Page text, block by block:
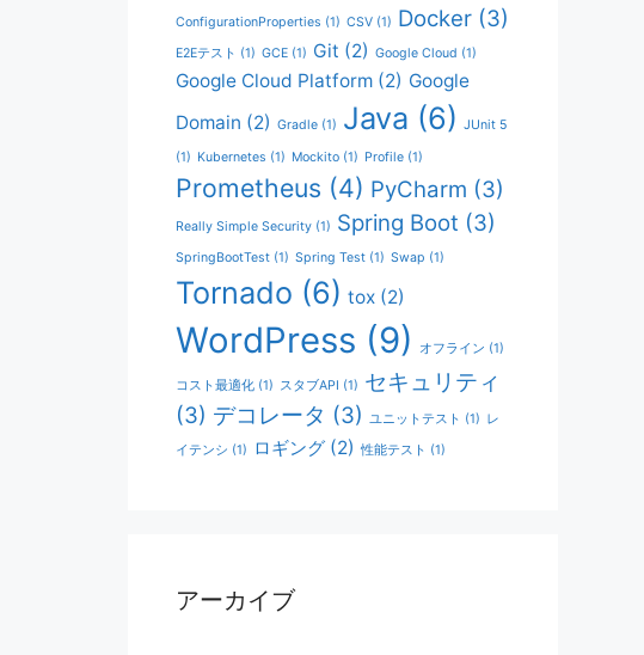
ConfigurationProperties (1) CSV (1) Docker (3)
E2Eテスト (1) GCE (1) Git (2) Google Cloud (1)
Google Cloud Platform (2) Google
Domain (2) Gradle (1) Java (6) JUnit 5
(1) Kubernetes (1) Mockito (1) Profile (1)
Prometheus (4) PyCharm (3)
Really Simple Security (1) Spring Boot (3)
SpringBootTest (1) Spring Test (1) Swap (1)
Tornado (6) tox (2)
WordPress (9) オフライン (1)
コスト最適化 (1) スタブAPI (1) セキュリティ
(3) デコレータ (3) ユニットテスト (1) レ
イテンシ (1) ロギング (2) 性能テスト (1)
アーカイブ